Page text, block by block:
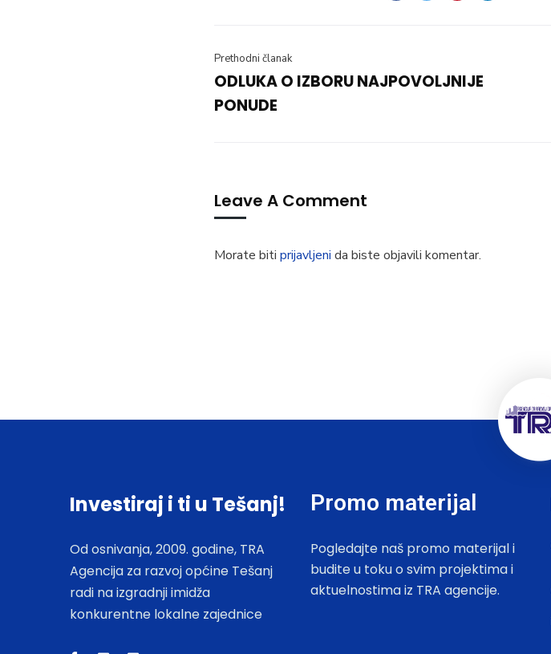
Prethodni članak
ODLUKA O IZBORU NAJPOVOLJNIJE
PONUDE
Leave A Comment
Morate biti prijavljeni da biste objavili komentar.
Investiraj i ti u Tešanj!
Od osnivanja, 2009. godine, TRA
Agencija za razvoj općine Tešanj
radi na izgradnji imidža
konkurentne lokalne zajednice
Promo materijal
Pogledajte naš promo materijal i
budite u toku o svim projektima i
aktuelnostima iz TRA agencije.